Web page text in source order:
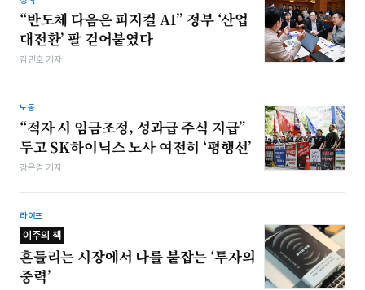
“반도체 다음은 피지컬 AI” 정부 ‘산업
대전환’ 팔 걷어붙였다
김민호 기자
노동
“적자 시 임금조정, 성과급 주식 지급”
두고 SK하이닉스 노사 여전히 ‘평행선’
강은경 기자
라이프
이주의 책
흔들리는 시장에서 나를 붙잡는 ‘투자의
중력’